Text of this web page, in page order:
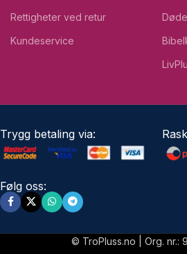
Rettigheter ved retur
Kundeservice
Trygg betaling via:
Følg oss:
© TroPluss.no | Org. nr.: